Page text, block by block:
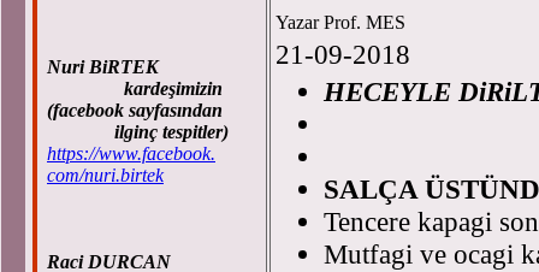
Nuri BiRTEK
kardeşimizin
(facebook sayfasından
ilginç tespitler)
https://www.facebook.
com/nuri.birtek
Raci DURCAN
Yazar Prof. MES
21-09-2018
HECEYLE
SALÇA
Tencere kapagi
Mutfagi ve ocagi